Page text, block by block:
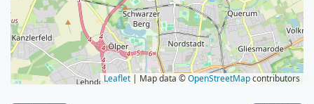
Leaflet | Map data ©OpenStreetMapcontributors